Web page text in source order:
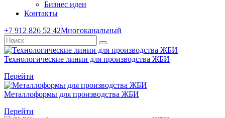
Бизнес идеи
Контакты
+7 912 826 52 42Многоканальный
Технологические линии для производства ЖБИ
Перейти
Металлоформы для производства ЖБИ
Перейти